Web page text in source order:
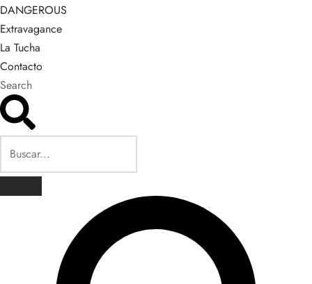
DANGEROUS
Extravagance
La Tucha
Contacto
Search